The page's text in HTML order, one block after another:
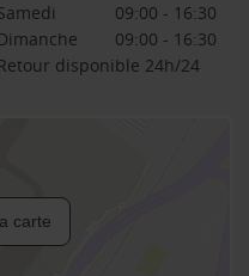
09:00 - 16:30
09:00 - 16:30
disponible 24h/24
carte